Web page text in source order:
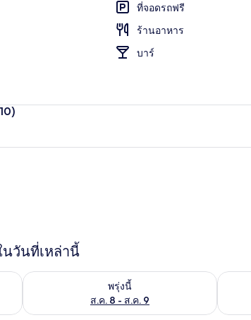
ที่จอดรถฟรี
ร้านอาหาร
บาร์
วันที่เหล่านี้
ค. 7 - ส.ค. 8
พรุ่งนี้
ส.ค. 8 - ส.ค. 9
ตรวจสอบจำนวนห้องพักว่างในพรุ่งนี้ ส.ค. 8 - ส.
ตรวจ